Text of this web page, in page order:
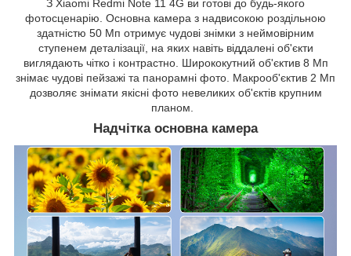
З Xiaomi Redmi Note 11 4G ви готові до будь-якого
фотосценарію. Основна камера з надвисокою роздільною
здатністю 50 Мп отримує чудові знімки з неймовірним
ступенем деталізації, на яких навіть віддалені об'єкти
виглядають чітко і контрастно. Ширококутний об'єктив 8 Мп
знімає чудові пейзажі та панорамні фото. Макрооб'єктив 2 Мп
дозволяє знімати якісні фото невеликих об'єктів крупним
планом.
Надчітка основна камера